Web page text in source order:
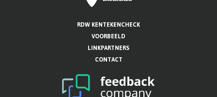
RDW KENTEKENCHECK
VOORBEELD
LINKPARTNERS
CONTACT